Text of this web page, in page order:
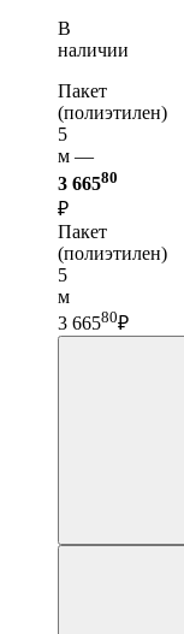
В
наличии
Пакет
(полиэтилен)
5
м —
3 66580
₽
Пакет
(полиэтилен)
5
м
3 66580₽